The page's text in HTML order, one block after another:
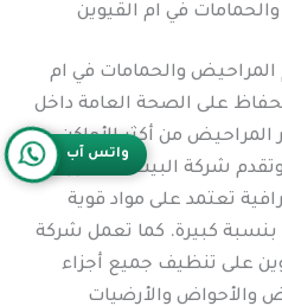
في ام القيوين
والحمامات في ام
على الصحة العامة داخل
المراحيض من أكثر الأماكن
شركة البيت المشرق
تعتمد على مواد قوية
بنسبة كبيرة. كما تعمل شركة
على تنظيف جميع أجزاء
والأحواض والأرضيات
واتس آب